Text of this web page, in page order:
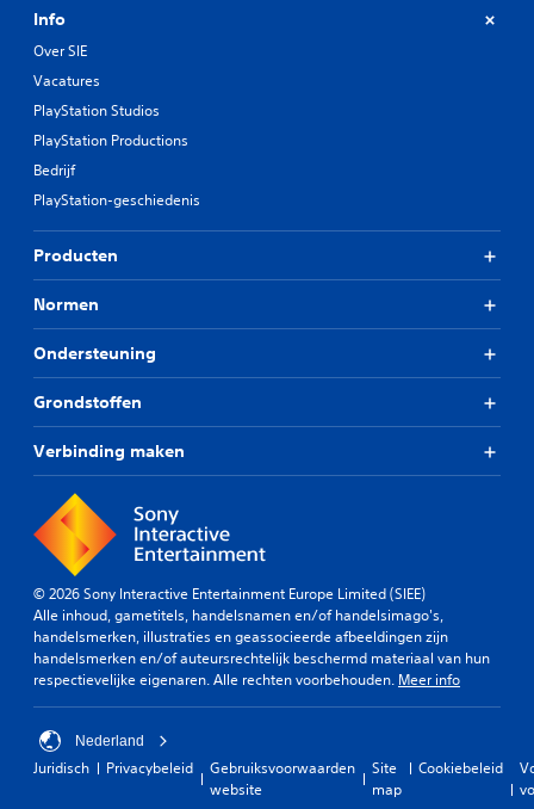
Info
Over SIE
Vacatures
PlayStation Studios
PlayStation Productions
Bedrijf
PlayStation-geschiedenis
Producten
Normen
Ondersteuning
Grondstoffen
Verbinding maken
© 2026 Sony Interactive Entertainment Europe Limited (SIEE)
Alle inhoud, gametitels, handelsnamen en/of handelsimago's,
handelsmerken, illustraties en geassocieerde afbeeldingen zijn
handelsmerken en/of auteursrechtelijk beschermd materiaal van hun
respectievelijke eigenaren. Alle rechten voorbehouden. Meer info
Nederland
Juridisch Privacybeleid
Gebruiksvoorwaarden
website
Site
map
Cookiebeleid